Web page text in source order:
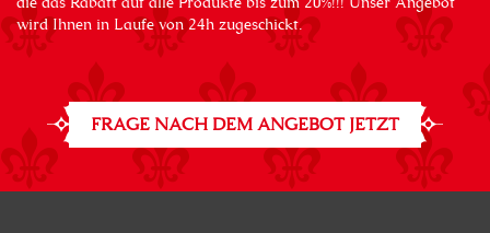
wird Ihnen in Laufe von 24h zugeschickt.
FRAGE NACH DEM ANGEBOT JETZT